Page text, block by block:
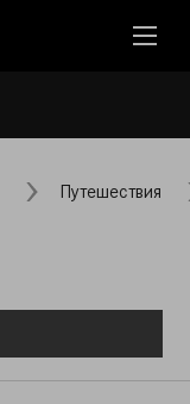
Путешествия